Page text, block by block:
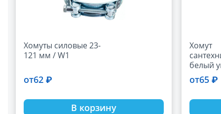
Хомуты силовые 23-
121 мм / W1
от62 ₽
В корзину
Хомут
белый
1/2", 4" "PREMIUM"
со
от65 ₽